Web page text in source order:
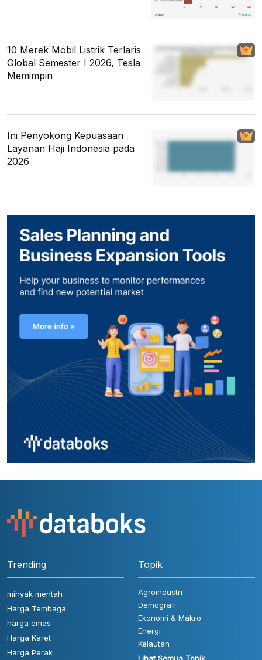
10 Merek Mobil Listrik Terlaris
Global Semester I 2026, Tesla
Memimpin
Ini Penyokong Kepuasaan
Layanan Haji Indonesia pada
2026
Trending
minyak mentah
Harga Tembaga
harga emas
Harga Karet
Harga Perak
Topik
Agroindustri
Demografi
Ekonomi & Makro
Energi
Kelautan